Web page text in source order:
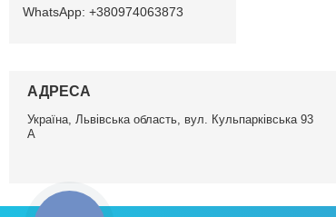
+380974063873
АДРЕСА
Україна, Львівська область, вул. Кульпарківська 93
А